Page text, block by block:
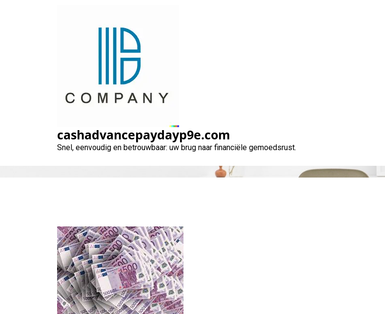
cashadvancepaydayp9e.com
Snel, eenvoudig en betrouwbaar: uw brug naar financiële gemoedsrust.
Eenvoudig en Snel Direct Geld